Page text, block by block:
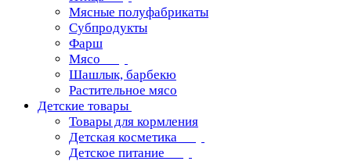
Мясные полуфабрикаты
Субпродукты
Фарш
Мясо
Шашлык, барбекю
Растительное мясо
Детские товары
Товары для кормления
Детская косметика
Детское питание